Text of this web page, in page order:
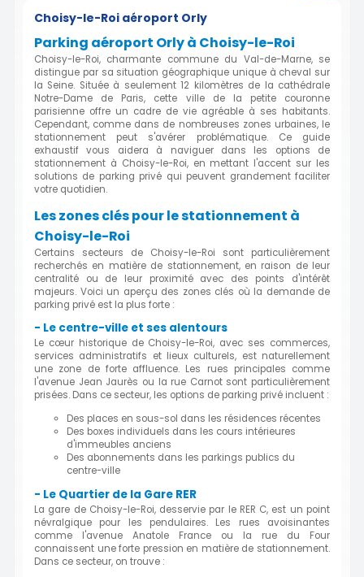
Choisy-le-Roi aéroport Orly
Parking aéroport Orly à Choisy-le-Roi
Choisy-le-Roi, charmante commune du Val-de-Marne, se
distingue par sa situation géographique unique à cheval sur
la Seine. Située à seulement 12 kilomètres de la cathédrale
Notre-Dame de Paris, cette ville de la petite couronne
parisienne offre un cadre de vie agréable à ses habitants.
Cependant, comme dans de nombreuses zones urbaines, le
stationnement peut s'avérer problématique. Ce guide
exhaustif vous aidera à naviguer dans les options de
stationnement à Choisy-le-Roi, en mettant l'accent sur les
solutions de parking privé qui peuvent grandement faciliter
votre quotidien.
Les zones clés pour le stationnement à
Choisy-le-Roi
Certains secteurs de Choisy-le-Roi sont particulièrement
recherchés en matière de stationnement, en raison de leur
centralité ou de leur proximité avec des points d'intérêt
majeurs. Voici un aperçu des zones clés où la demande de
parking privé est la plus forte :
- Le centre-ville et ses alentours
Le cœur historique de Choisy-le-Roi, avec ses commerces,
services administratifs et lieux culturels, est naturellement
une zone de forte affluence. Les rues principales comme
l'avenue Jean Jaurès ou la rue Carnot sont particulièrement
prisées. Dans ce secteur, les options de parking privé incluent :
Des places en sous-sol dans les résidences récentes
Des boxes individuels dans les cours intérieures
d'immeubles anciens
Des abonnements dans les parkings publics du
centre-ville
- Le Quartier de la Gare RER
La gare de Choisy-le-Roi, desservie par le RER C, est un point
névralgique pour les pendulaires. Les rues avoisinantes
comme l'avenue Anatole France ou la rue du Four
connaissent une forte pression en matière de stationnement.
Dans ce secteur, on trouve :